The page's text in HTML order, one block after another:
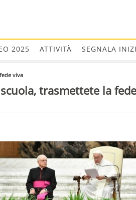
2025 ATTIVITÀ SEGNALA
viva
trasmettete la